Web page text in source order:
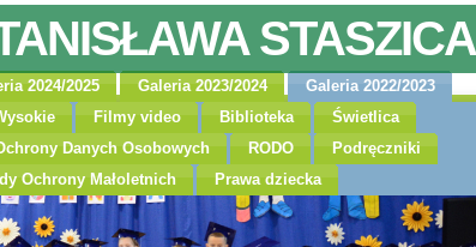
2024/2025 Galeria 2023/2024
Galeria 2022/2023
Filmy video Biblioteka
Świetlica
Danych Osobowych RODO
Podręczniki
Ochrony Małoletnich Prawa dziecka